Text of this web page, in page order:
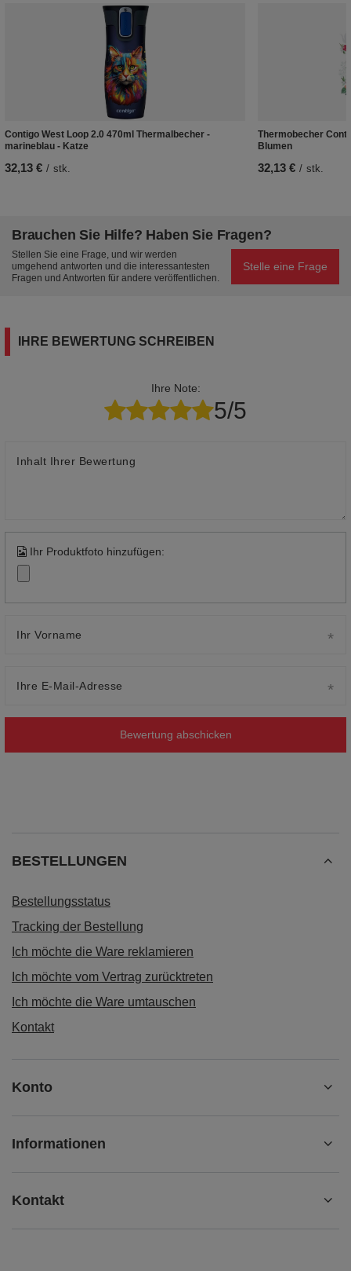
Contigo West Loop 2.0 470ml Thermalbecher -
marineblau - Katze
32,13 € / stk.
Thermobecher
Blumen
32,13 € / stk.
Brauchen Sie Hilfe? Haben Sie Fragen?
Stellen Sie eine Frage, und wir werden
umgehend antworten und die interessantesten
Fragen und Antworten für andere veröffentlichen.
Stelle eine Frage
IHRE BEWERTUNG SCHREIBEN
Ihre Note:
5/5
Inhalt Ihrer Bewertung
Ihr Produktfoto hinzufügen:
Ihr Vorname
Ihre E-Mail-Adresse
Bewertung abschicken
BESTELLUNGEN
Bestellungsstatus
Tracking der Bestellung
Ich möchte die Ware reklamieren
Ich möchte vom Vertrag zurücktreten
Ich möchte die Ware umtauschen
Kontakt
Konto
Informationen
Kontakt